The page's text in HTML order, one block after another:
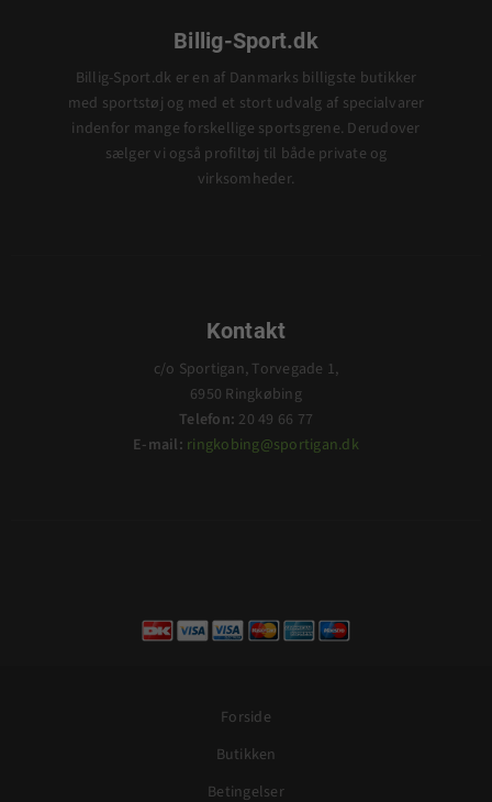
Billig-Sport.dk
Billig-Sport.dk er en af Danmarks billigste butikker
med sportstøj og med et stort udvalg af specialvarer
indenfor mange forskellige sportsgrene. Derudover
sælger vi også profiltøj til både private og
virksomheder.
Kontakt
c/o Sportigan, Torvegade 1,
6950 Ringkøbing
Telefon: 20 49 66 77
E-mail: ringkobing@sportigan.dk
Forside
Butikken
Betingelser